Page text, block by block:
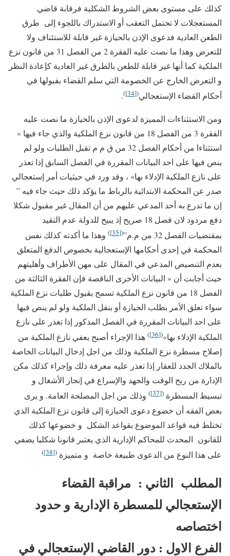
كذلك على مستوى بعض الشروط الشكلية فرقابة قاضي
المستعجلات لا تحتمل التعقب أو الاستدراك باللجوء إلى طرق
الطعن العادية فدعوى الإذن بالحيازة غير قابلة للاستئناف ولا
للتعرض وهذا ما نصت عليه الفقرة 2 من الفصل 31 من قانون نزع
الملكية كما أنها غير قابلة للطعن بالطرق غير العادية كإعادة النظر
و التعرض الخارج عن الخصومة التي سلم القضاء بقبولها في
أحكام القضاء الإستعجالي(
[34]
)
.
ومن الاستثناءات المميزة لدعوى الإذن بالحيازة ما نصت عليه
الفقرة 3 من الفصل 18 من قانون نزع الملكية والذي جاء فيها «
استثناءا من أحكام الفصل 32 من ق م م تقبل الطلبات ولو لم
ينص فيها على احد البيانات المقررة في الفصل السابق إذا تعذر
على نازع الملكية الإدلاء بها» ، وقد ورد في حيثيات أمر إستعجالي
صدر عن المحكمة الابتدائية بالرباط ما يؤكد ذلك حيث جاء فيه ”
إن ما تدرع به أحد المدعي عليهم من أن المقال غير مقبول شكلا
دفع مردود لان فصل 18 صريح إذ يبيح للدولة عدم التقيد
بمقتضيات الفصل 32 من م.م”
(
[35]
) وهذا ما أكدته كذلك نفس
المحكمة في إحدى أحكامها الإستعجالية بخصوص الدفع المتعلق
بعدم التنصيص المدعي في المقال على مهن الأطراف وأهليتهم
حيث أجابت أن « البيانات الأخرى الناقصة فإن الفقرة الثالثة من
الفصل 18 من قانون نزع الملكية تسمح بقبول طلبات نزع الملكية
سواء تعلق الأمر بطلب الحيازة أو بنقل الملكية ولو لم ينص فيها
على احد البيانات المقررة في الفصل المذكور إذا تعذر على نازع
الملكية الإدلاء بها»(
[36]
) هذا الإجراء أصبح يعفي نازع الملكية من
إصلاح مسطرة نزع الملكية وذلك من اجل إدخال البيانات الخاصة
بالملاك الجدد للعقار إذا تعذر عليه معرفة ذلك وإجراء كذلك مكن
الإدارة من ربح الوقت والجهد والإسراع في إنجاز الأشغال و
تبسيط المسطرة (
[37]
) وذلك من اجل المصلحة العامة. و يرى
بعض الفقه أن خضوع دعوى الحيازة إلى قانون نزع الملكية الذي
تختلط فيه قواعد الموضوع بقواعد الشكل و خضوعها كذلك
للقانون المحدث للمحاكم الإدارية الذي يعتبر قانونا شكليا يضفي
على هذا النوع من الدعوى طبيعة خاصة و متميزة (
[38]
)
المطلب الثاني : مراقبة القضاء
الإستعجالي للمسطرة الإدارية و حدود
اختصاصه
الفرع الاول : دور القاضي الإستعجالي في